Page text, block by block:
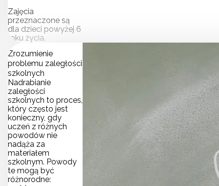
Zajęcia
przeznaczone są
dla dzieci powyżej 6
roku życia.
Zrozumienie
problemu zaległości
szkolnych
Nadrabianie
zaległości
szkolnych to proces,
który często jest
konieczny, gdy
uczeń z różnych
powodów nie
nadąża za
materiałem
szkolnym. Powody
te mogą być
różnorodne: